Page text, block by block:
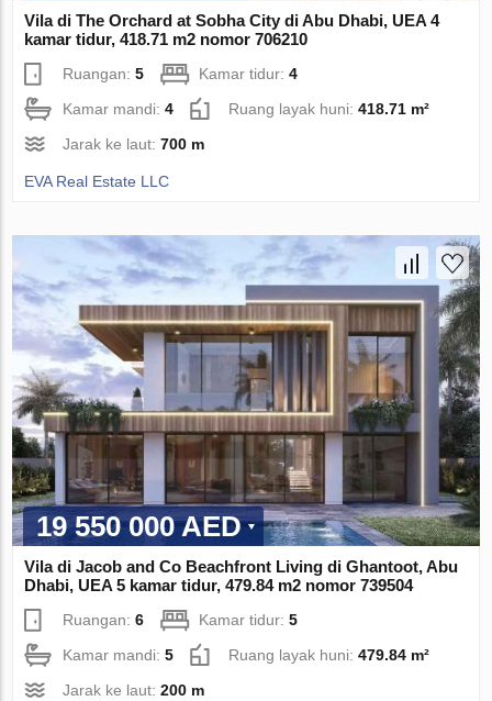
Vila di The Orchard at Sobha City di Abu Dhabi, UEA 4
kamar tidur, 418.71 m2 nomor 706210
Ruangan:5 Kamar tidur:4
Kamar mandi:4 Ruang layak huni:418.71 m²
Jarak ke laut:700 m
EVA Real Estate LLC
19 550 000 AED
Vila di Jacob and Co Beachfront Living di Ghantoot, Abu
Dhabi, UEA 5 kamar tidur, 479.84 m2 nomor 739504
Ruangan:6 Kamar tidur:5
Kamar mandi:5 Ruang layak huni:479.84 m²
Jarak ke laut:200 m